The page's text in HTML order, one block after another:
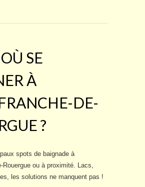
OÙ SE
À
DE-
?
spots de baignade à
Rouergue ou à proximité. Lacs,
les solutions ne manquent pas !